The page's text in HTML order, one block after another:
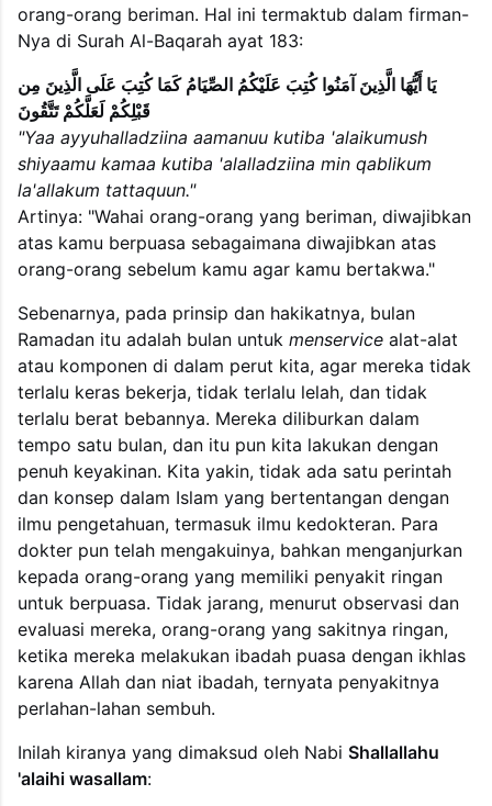
orang-orang beriman. Hal ini termaktub dalam firman-
Nya di Surah Al-Baqarah ayat 183:
يَا أَيُّهَا الَّذِينَ آمَنُوا كُتِبَ عَلَيْكُمُ الصِّيَامُ كَمَا كُتِبَ عَلَى الَّذِينَ مِن
قَبْلِكُمْ لَعَلَّكُمْ تَتَّقُونَ
"Yaa ayyuhalladziina aamanuu kutiba 'alaikumush
shiyaamu kamaa kutiba 'alalladziina min qablikum
la'allakum tattaquun."
Artinya: "Wahai orang-orang yang beriman, diwajibkan
atas kamu berpuasa sebagaimana diwajibkan atas
orang-orang sebelum kamu agar kamu bertakwa."
Sebenarnya, pada prinsip dan hakikatnya, bulan
Ramadan itu adalah bulan untuk menservice alat-alat
atau komponen di dalam perut kita, agar mereka tidak
terlalu keras bekerja, tidak terlalu lelah, dan tidak
terlalu berat bebannya. Mereka diliburkan dalam
tempo satu bulan, dan itu pun kita lakukan dengan
penuh keyakinan. Kita yakin, tidak ada satu perintah
dan konsep dalam Islam yang bertentangan dengan
ilmu pengetahuan, termasuk ilmu kedokteran. Para
dokter pun telah mengakuinya, bahkan menganjurkan
kepada orang-orang yang memiliki penyakit ringan
untuk berpuasa. Tidak jarang, menurut observasi dan
evaluasi mereka, orang-orang yang sakitnya ringan,
ketika mereka melakukan ibadah puasa dengan ikhlas
karena Allah dan niat ibadah, ternyata penyakitnya
perlahan-lahan sembuh.
Inilah kiranya yang dimaksud oleh Nabi Shallallahu
'alaihi wasallam: